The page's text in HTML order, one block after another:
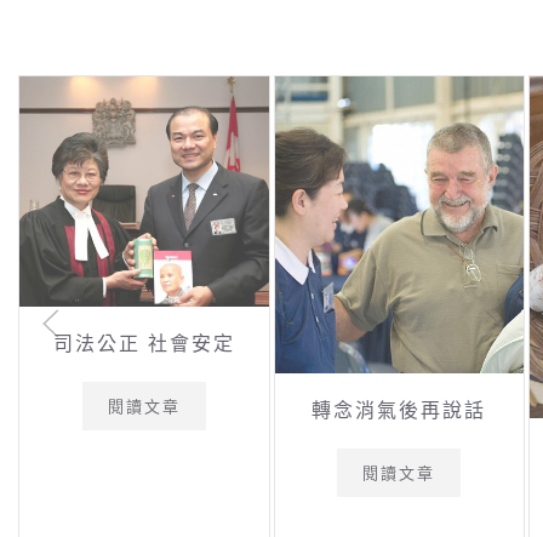
司法公正 社會安定
閱讀文章 轉念消氣後再說話
閱讀文章